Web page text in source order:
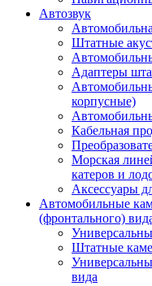
Автозвук
Штатные
Адаптеры
корпусные)
Кабельная
Морская
катеров и
Аксессуары
Автомобильные
(фронтального)
Штатные
вида